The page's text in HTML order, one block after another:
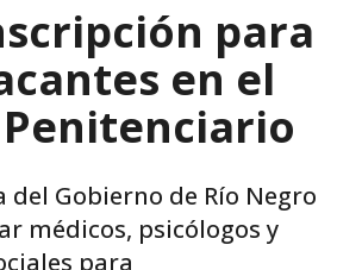
para
en el
del Gobierno de Río Negro
médicos, psicólogos y
para